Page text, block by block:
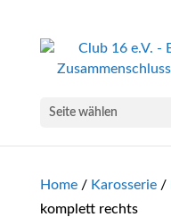
Seite wählen
Home/ Karosserie/
komplett rechts